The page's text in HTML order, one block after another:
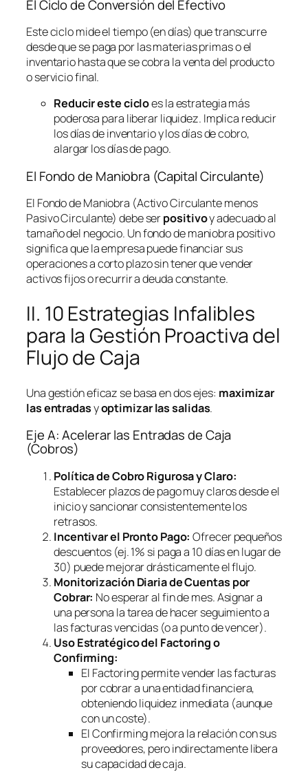
El Ciclo de Conversión del Efectivo
Este ciclo mide el tiempo (en días) que transcurre
desde que se paga por las materias primas o el
inventario hasta que se cobra la venta del producto
o servicio final.
Reducir este cicloes la estrategia más
poderosa para liberar liquidez. Implica reducir
los días de inventario y los días de cobro,
alargar los días de pago.
El Fondo de Maniobra (Capital Circulante)
El Fondo de Maniobra (Activo Circulante menos
Pasivo Circulante) debe serpositivoy adecuado al
tamaño del negocio. Un fondo de maniobra positivo
significa que la empresa puede financiar sus
operaciones a corto plazo sin tener que vender
activos fijos o recurrir a deuda constante.
II. 10 Estrategias Infalibles
para la Gestión Proactiva del
Flujo de Caja
Una gestión eficaz se basa en dos ejes: maximizar
las entradasyoptimizar las salidas.
Eje A: Acelerar las Entradas de Caja
(Cobros)
Política de Cobro Rigurosa y Claro:
Establecer plazos de pago muy claros desde el
inicio y sancionar consistentemente los
retrasos.
Incentivar el Pronto Pago: Ofrecer pequeños
descuentos (ej. 1% si paga a 10 días en lugar de
30) puede mejorar drásticamente el flujo.
Monitorización Diaria de Cuentas por
Cobrar: No esperar al fin de mes. Asignar a
una persona la tarea de hacer seguimiento a
las facturas vencidas (o a punto de vencer).
Uso Estratégico del Factoringo
Confirming:
El Factoringpermite vender las facturas
por cobrar a una entidad financiera,
obteniendo liquidez inmediata (aunque
con un coste).
ElConfirmingmejora la relación con sus
proveedores, pero indirectamente libera
su capacidad de caja.